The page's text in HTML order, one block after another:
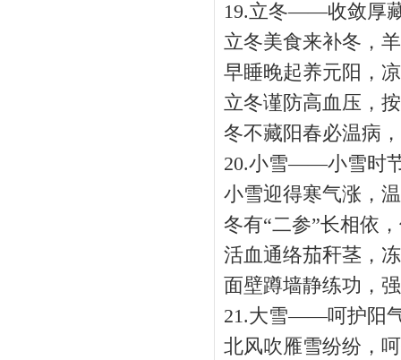
19.立冬——收敛厚
立冬美食来补冬，
早睡晚起养元阳，
立冬谨防高血压，
冬不藏阳春必温病
20.小雪——小雪时
小雪迎得寒气涨，
冬有“二参”长相依
活血通络茄秆茎，
面壁蹲墙静练功，
21.大雪——呵护阳
北风吹雁雪纷纷，